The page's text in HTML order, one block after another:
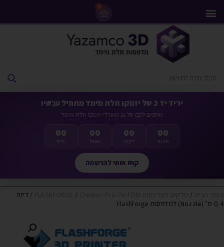
0
יריד יד 2 של יזמקו תלת מימד מתחיל עכשיו
מחכים לכם על גג משרדי יזמקו תלת מימד
00
ימים
00
שעות
00
דקות
00
שניות
קחו אותי להרשמה
/
/
/ דיזה
0.4 מ" (Nozzle) למדפסות Flashforge